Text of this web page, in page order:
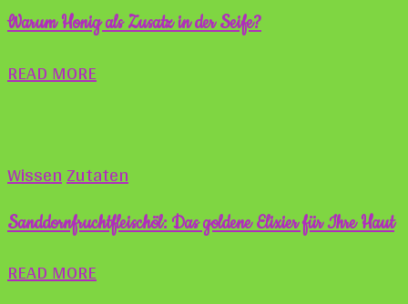
Warum Honig als Zusatz in der Seife?
READ MORE
WissenZutaten
Sanddornfruchtfleischöl: Das goldene Elixier für Ihre Haut
READ MORE